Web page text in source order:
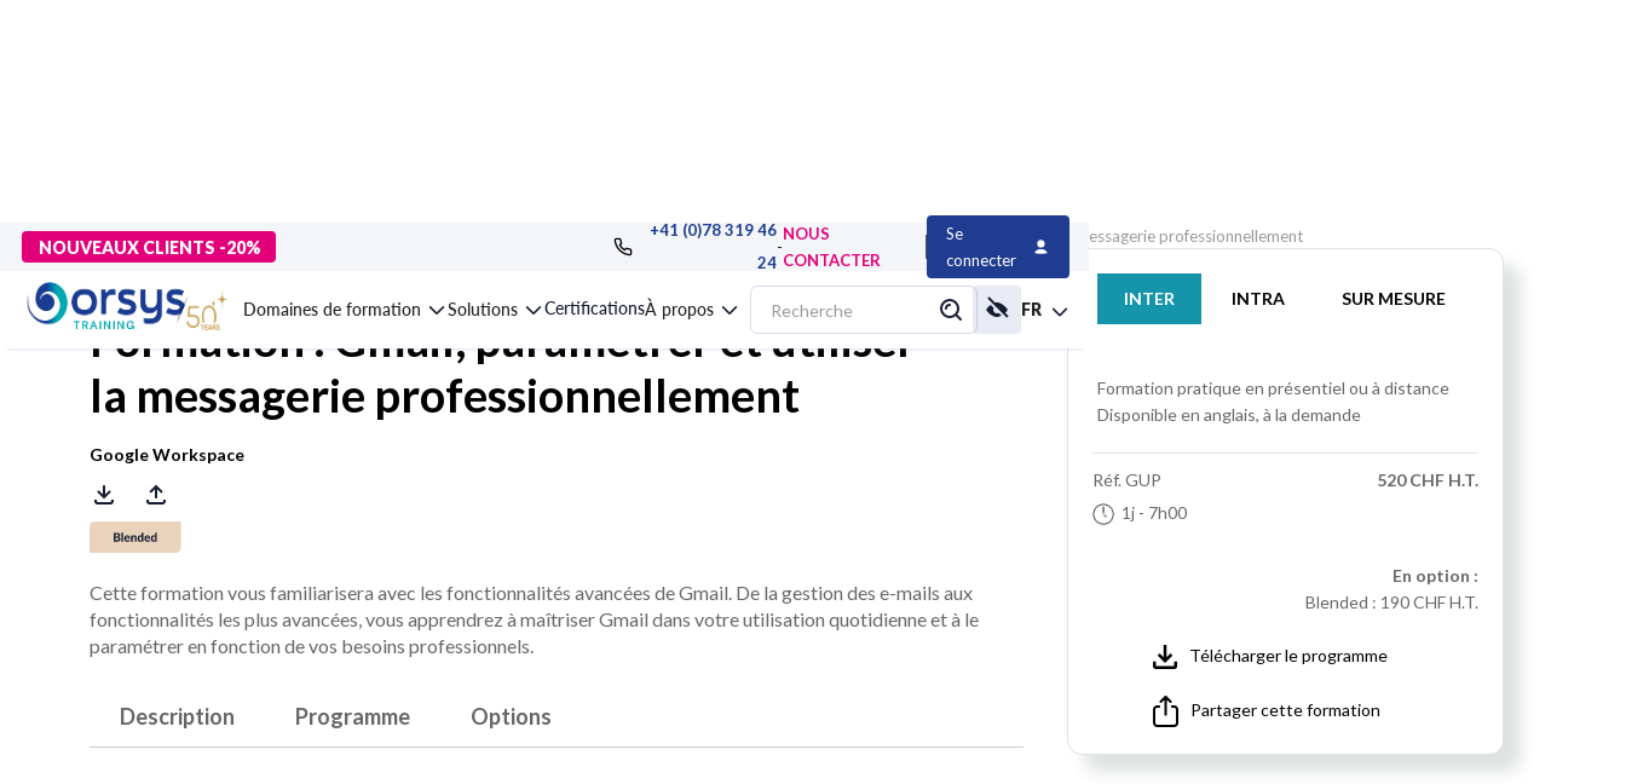
NOUVEAUX CLIENTS -20%
+41 (0)78 319 46
24
-
NOUS
CONTACTER
Se
connecter
Domaines de formation Solutions CertificationsÀ propos FR
> Formations>Compétences métiers Outils de productivité et bureautique >Poste de travail > Formation Gmail, paramétrer et utiliser la messagerie professionnellement
Formation : Gmail, paramétrer et utiliser
la messagerie professionnellement
Google Workspace
INTER INTRA SUR MESURE
Formation pratique en présentiel ou à distance
Disponible en anglais, à la demande
Réf. GUP
1j - 7h00
520 CHF H.T.
En option :
Blended : 190 CHF H.T.
Télécharger le programme
Partager cette formation
Cette formation vous familiarisera avec les fonctionnalités avancées de Gmail. De la gestion des e-mails aux
fonctionnalités les plus avancées, vous apprendrez à maîtriser Gmail dans votre utilisation quotidienne et à le
paramétrer en fonction de vos besoins professionnels.
Description Programme Options